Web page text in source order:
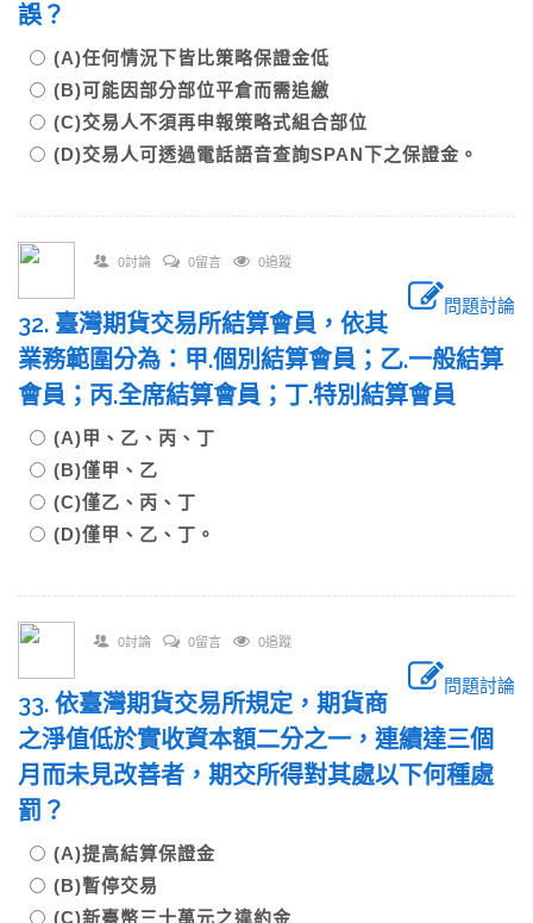
誤？
(A)任何情況下皆比策略保證金低
(B)可能因部分部位平倉而需追繳
(C)交易人不須再申報策略式組合部位
(D)交易人可透過電話語音查詢SPAN下之保證金。
0討論 0留言 0追蹤
問題討論
32. 臺灣期貨交易所結算會員，依其
業務範圍分為：甲.個別結算會員；乙.一般結算
會員；丙.全席結算會員；丁.特別結算會員
(A)甲、乙、丙、丁
(B)僅甲、乙
(C)僅乙、丙、丁
(D)僅甲、乙、丁。
0討論 0留言 0追蹤
問題討論
33. 依臺灣期貨交易所規定，期貨商
之淨值低於實收資本額二分之一，連續達三個
月而未見改善者，期交所得對其處以下何種處
罰？
(A)提高結算保證金
(B)暫停交易
(C)新臺幣三十萬元之違約金